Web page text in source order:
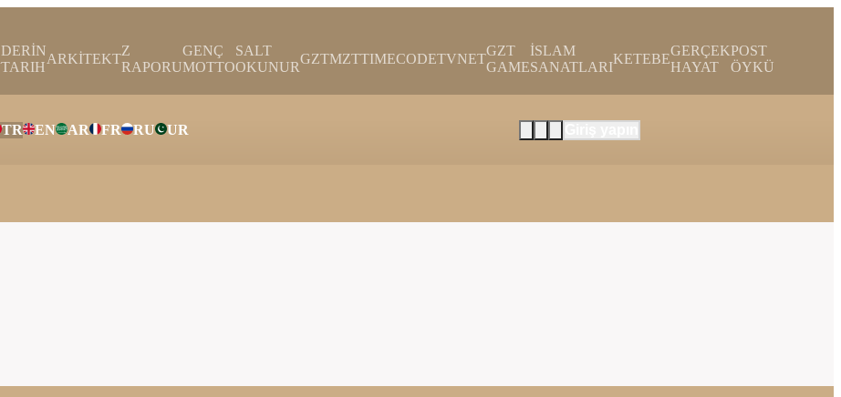
DERİN
TARIH
ARKİTEKT
Z
RAPORU
GENÇ
MOTTO
SALT
OKUNUR
GZTMZTTIMECODETVNET
GZT
GAME
İSLAM
SANATLARI
KETEBE
GERÇEK
HAYAT
POST
ÖYKÜ
TR EN AR FR RU UR